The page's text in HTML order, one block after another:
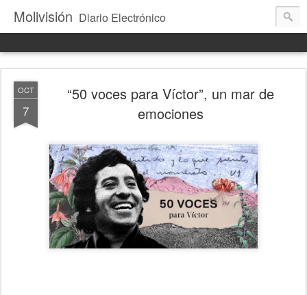
Molivisión Diario Electrónico
OCT
7
“50 voces para Víctor”, un mar de
emociones